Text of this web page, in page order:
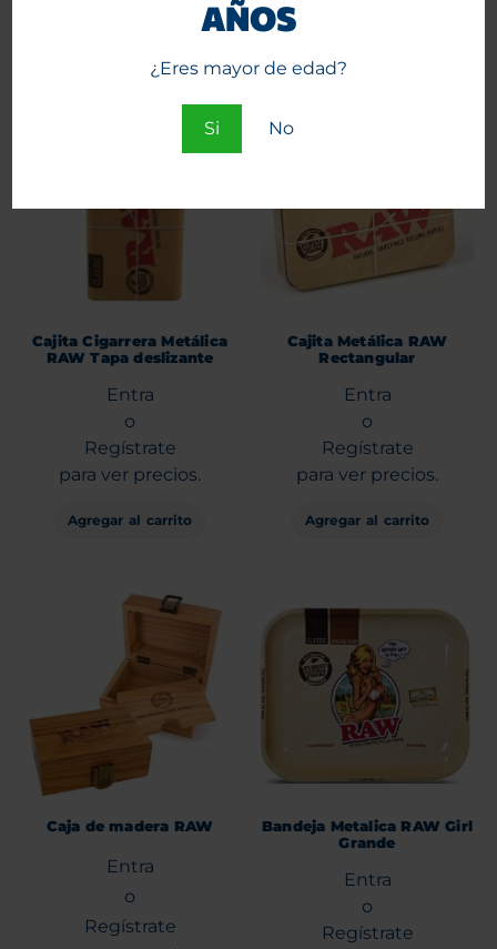
AÑOS
¿Eres mayor de edad?
Si No
Cajita Cigarrera Metálica
RAW Tapa deslizante
Entra
o
Regístrate
para ver precios.
Agregar al carrito
Cajita Metálica RAW
Rectangular
Entra
o
Regístrate
para ver precios.
Agregar al carrito
Caja de madera RAW
Entra
o
Regístrate
Bandeja Metalica RAW Girl
Grande
Entra
o
Regístrate